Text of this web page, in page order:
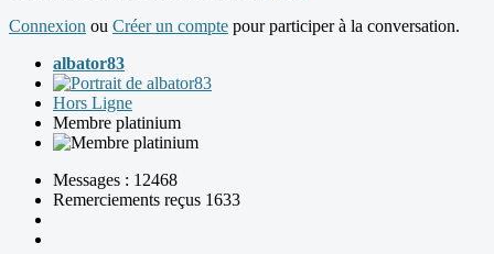
Connexion ou Créer un compte pour participer à la conversation.
albator83
Hors Ligne
Membre platinium
Messages : 12468
Remerciements reçus 1633